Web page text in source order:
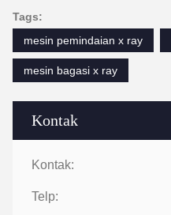
Kontak
Kontak:
Telp:
Tags:
mesin pemindaian x ray
mesin bagasi x ray